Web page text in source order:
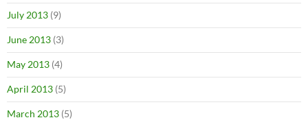
July 2013 (9)
June 2013 (3)
May 2013 (4)
April 2013 (5)
March 2013 (5)